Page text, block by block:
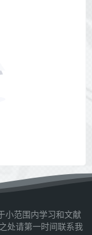
小范围内学习和文献
处请第一时间联系我